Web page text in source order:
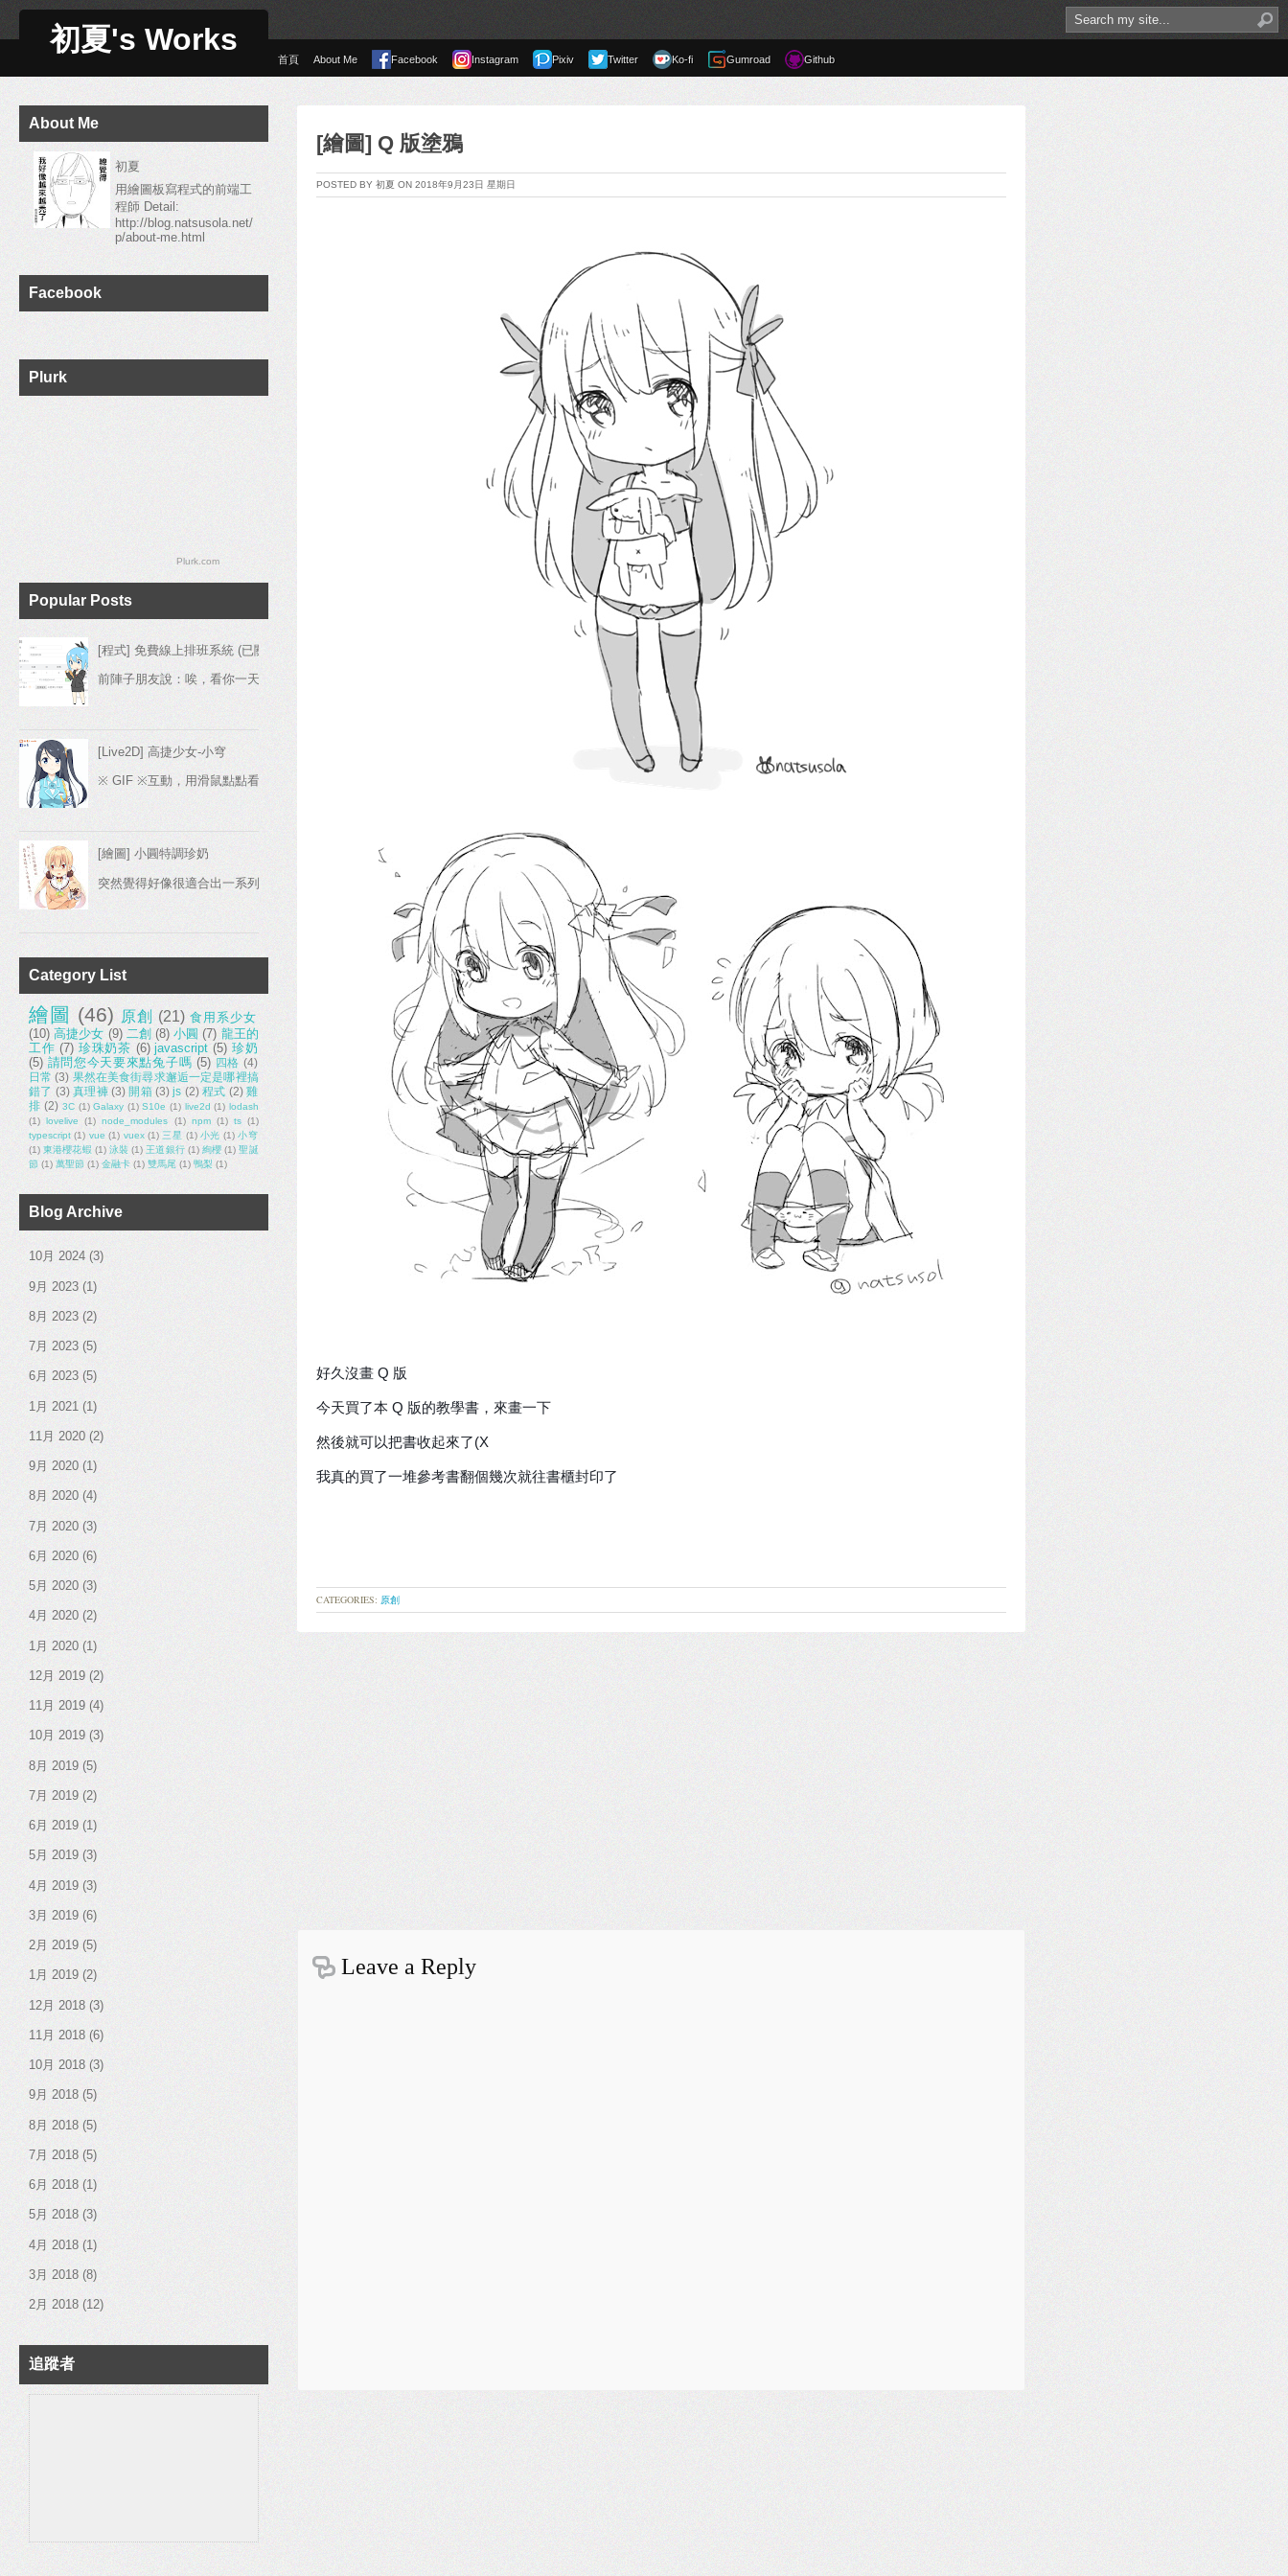
初夏's Works
首頁 About Me Facebook Instagram Pixiv Twitter Ko-fi Gumroad Github
About Me
初夏
用繪圖板寫程式的前端工
程師 Detail:
http://blog.natsusola.net/
p/about-me.html
Facebook
Plurk
Plurk.com
Popular Posts
[程式] 免費線上排班系統 (已關閉)
前陣子朋友說：唉，看你一天到晚發廢圖，你真的是工程師嗎？應該說你有工作嗎？ 我：說我畫廢圖，可以忍，但侮蔑我榮譽社畜的驕傲，就不行！ 朋：不然這樣啦，我最近想要個排班系統，你就寫寫看吧 我：那
[Live2D] 高捷少女-小穹
※ GIF ※互動，用滑鼠點點看(要讀取一下，如果兩分鐘內沒出現，伺服器大概掛了，之後再試試) 其實想學很久了 live2D ，但一直很懶， 之前碰一下覺得調參數超悶就又放生了， 這次年假時剛好有空檔，再捏緊 LP
[繪圖] 小圓特調珍奶
突然覺得好像很適合出一系列，各種食物主題的內紋 嗯？不知道我在講啥嗎？ 真羨慕…千萬不要變成像我這樣的大人… 差分在哪裡，絕對難不倒你！ 遊戲即將在 steam 上架，歡迎大家加願望清單 https://
Category List
繪圖 (46) 原創 (21) 食用系少女
(10) 高捷少女 (9) 二創 (8) 小圓 (7) 龍王的
工作 (7) 珍珠奶茶 (6) javascript (5) 珍奶
(5) 請問您今天要來點兔子嗎 (5) 四格 (4)
日常 (3) 果然在美食街尋求邂逅一定是哪裡搞
錯了 (3) 真理褲 (3) 開箱 (3) js (2) 程式 (2) 雞
排 (2) 3C (1) Galaxy (1) S10e (1) live2d (1) lodash
(1) lovelive (1) node_modules (1) npm (1) ts (1)
typescript (1) vue (1) vuex (1) 三星 (1) 小光 (1) 小穹
(1) 東港櫻花蝦 (1) 泳裝 (1) 王道銀行 (1) 絢櫻 (1) 聖誕
節 (1) 萬聖節 (1) 金融卡 (1) 雙馬尾 (1) 鴨梨 (1)
Blog Archive
10月 2024 (3)
9月 2023 (1)
8月 2023 (2)
7月 2023 (5)
6月 2023 (5)
1月 2021 (1)
11月 2020 (2)
9月 2020 (1)
8月 2020 (4)
7月 2020 (3)
6月 2020 (6)
5月 2020 (3)
4月 2020 (2)
1月 2020 (1)
12月 2019 (2)
11月 2019 (4)
10月 2019 (3)
8月 2019 (5)
7月 2019 (2)
6月 2019 (1)
5月 2019 (3)
4月 2019 (3)
3月 2019 (6)
2月 2019 (5)
1月 2019 (2)
12月 2018 (3)
11月 2018 (6)
10月 2018 (3)
9月 2018 (5)
8月 2018 (5)
7月 2018 (5)
6月 2018 (1)
5月 2018 (3)
4月 2018 (1)
3月 2018 (8)
2月 2018 (12)
追蹤者
[繪圖] Q 版塗鴉
POSTED BY 初夏 ON 2018年9月23日 星期日
好久沒畫 Q 版
今天買了本 Q 版的教學書，來畫一下
然後就可以把書收起來了(X
我真的買了一堆參考書翻個幾次就往書櫃封印了
CATEGORIES: 原創
Leave a Reply